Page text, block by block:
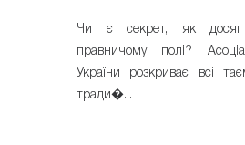
Чи є секрет, як
правничому полі?
України розкриває всі
тради�...